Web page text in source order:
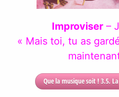
Improviser –
« Mais toi, tu as
Que la musique soit ! 3.5.